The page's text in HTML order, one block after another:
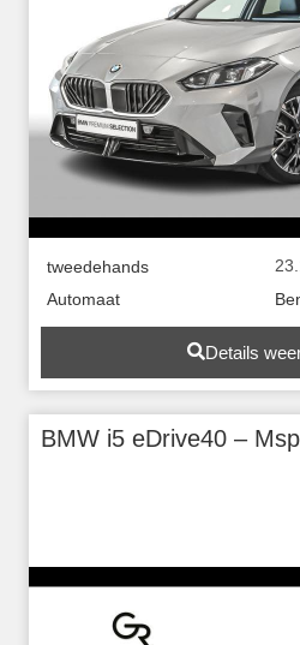
tweedehands
Automaat
Details
BMW i5 eDrive40 –